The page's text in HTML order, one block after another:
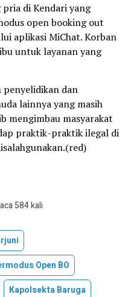
di Kendari yang
open booking out
aplikasi MiChat. Korban
untuk layanan yang
penyelidikan dan
lainnya yang masih
mengimbau masyarakat
praktik-praktik ilegal di
584 kali
Open BO
Kapolsekta Baruga